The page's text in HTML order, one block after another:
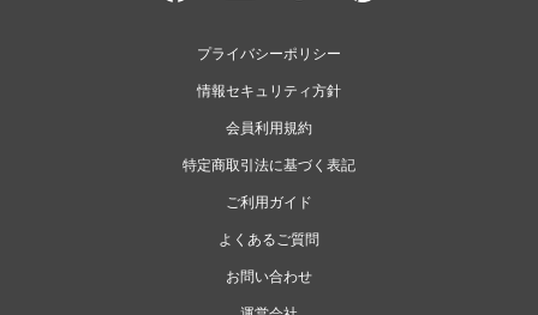
プライバシーポリシー
情報セキュリティ方針
会員利用規約
特定商取引法に基づく表記
ご利用ガイド
よくあるご質問
お問い合わせ